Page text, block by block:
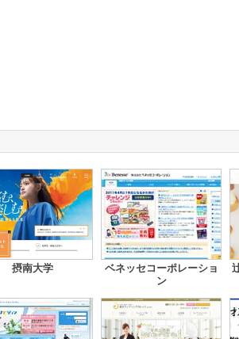
摂南大学
ベネッセコーポレーショ
ン